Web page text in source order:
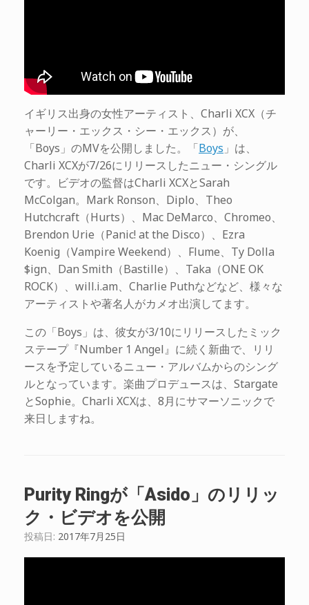
イギリス出身の女性アーティスト、Charli XCX（チ
ャーリー・エックス・シー・エックス）が、
「Boys」のMVを公開しました。「Boys 」は、
Charli XCXが7/26にリリースしたニュー・シングル
です。ビデオの監督はCharli XCXとSarah
McColgan。Mark Ronson、Diplo、Theo
Hutchcraft（Hurts）、Mac DeMarco、Chromeo、
Brendon Urie（Panic! at the Disco）、Ezra
Koenig（Vampire Weekend）、Flume、Ty Dolla
$ign、Dan Smith（Bastille）、Taka（ONE OK
ROCK）、will.i.am、Charlie Puthなどなど、様々な
アーティストや著名人がカメオ出演してます。
この「Boys」は、彼女が3/10にリリースしたミック
ステープ『Number 1 Angel』に続く新曲で、リリ
ースを予定しているニュー・アルバムからのシング
ルとなっています。楽曲プロデュースは、Stargate
とSophie。Charli XCXは、8月にサマーソニックで
来日しますね。
Purity Ringが「Asido」のリリッ
ク・ビデオを公開
投稿日: 2017年7月25日